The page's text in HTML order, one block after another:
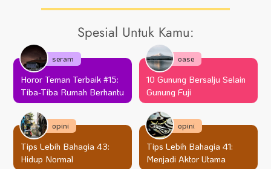
Spesial Untuk Kamu:
Horor Teman Terbaik #15:
Tiba-Tiba Rumah Berhantu
seram
10 Gunung Bersalju Selain
Gunung Fuji
oase
Tips Lebih Bahagia 43:
Hidup Normal
opini
Tips Lebih Bahagia 41:
Menjadi Aktor Utama
opini